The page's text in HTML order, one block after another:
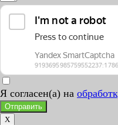
Я согласен(а) на
Отправить
X